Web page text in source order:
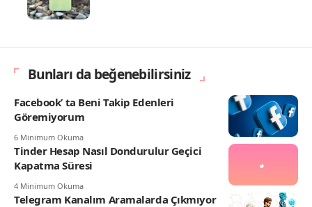
Bunları da beğenebilirsiniz
Facebook’ ta Beni Takip Edenleri
Göremiyorum
6 Minimum Okuma
Tinder Hesap Nasıl Dondurulur Geçici
Kapatma Süresi
4 Minimum Okuma
Telegram Kanalım Aramalarda Çıkmıyor